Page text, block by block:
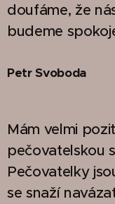
doufáme, že
budeme
Petr Svoboda
Mám velmi
pečovatelskou
Pečovatelky
se snaží